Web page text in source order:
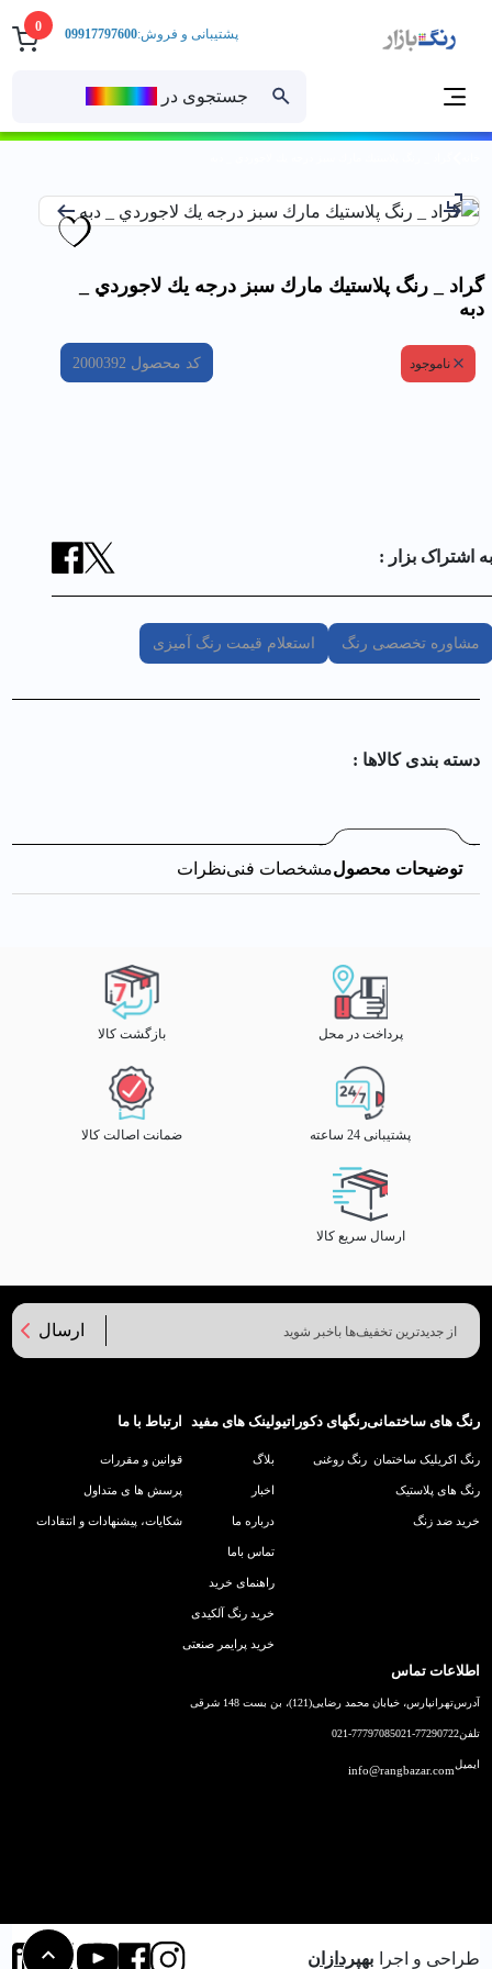
0
جستجوی در
پشتیبانی و فروش:09917797600
گراد _ رنگ پلاستيك مارك سبز درجه يك لاجوردي _
دبه
ناموجود کد محصول 2000392
به اشتراک بزار :
مشاوره تخصصی رنگ استعلام قیمت رنگ آمیزی
دسته بندی کالا‌ها :
توضیحات محصولمشخصات فنینظرات
پرداخت در محل بازگشت کالا
پشتیبانی 24 ساعته ضمانت اصالت کالا
ارسال سریع کالا
ارسال
رنگ های ساختمانی
رنگ اکریلیک ساختمان
رنگ های پلاستیک
خرید ضد زنگ
رنگهای دکوراتیو
رنگ روغنی
لینک های مفید
بلاگ
اخبار
درباره ما
تماس باما
راهنمای خرید
خرید رنگ آلکیدی
خرید پرایمر صنعتی
ارتباط با ما
قوانین و مقررات
پرسش ها ی متداول
شکایات، پیشنهادات و انتقادات
اطلاعات تماس
آدرستهرانپارس، خیابان محمد رضایی(121)، بن بست 148 شرقی
تلفن021-77290722
021-77797085
ایمیلinfo@rangbazar.com
طراحی و اجرا بهپردازان